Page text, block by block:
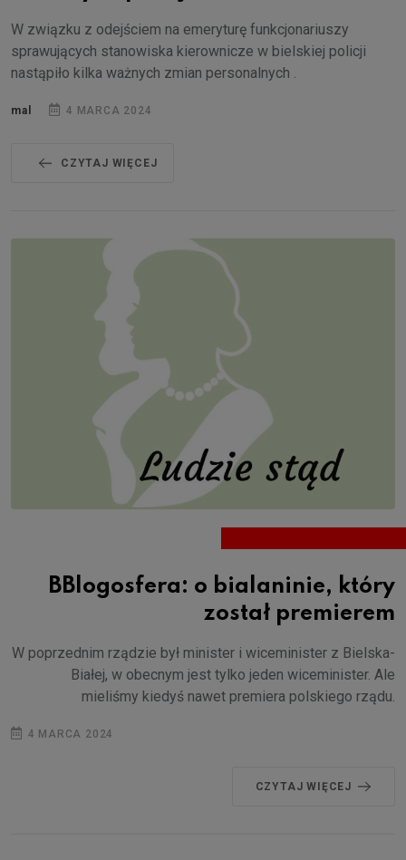
W związku z odejściem na emeryturę funkcjonariuszy
sprawujących stanowiska kierownicze w bielskiej policji
nastąpiło kilka ważnych zmian personalnych .
mal 4 MARCA 2024
CZYTAJ WIĘCEJ
BBlogosfera: o bialaninie, który
został premierem
W poprzednim rządzie był minister i wiceminister z Bielska-
Białej, w obecnym jest tylko jeden wiceminister. Ale
mieliśmy kiedyś nawet premiera polskiego rządu.
4 MARCA 2024
CZYTAJ WIĘCEJ